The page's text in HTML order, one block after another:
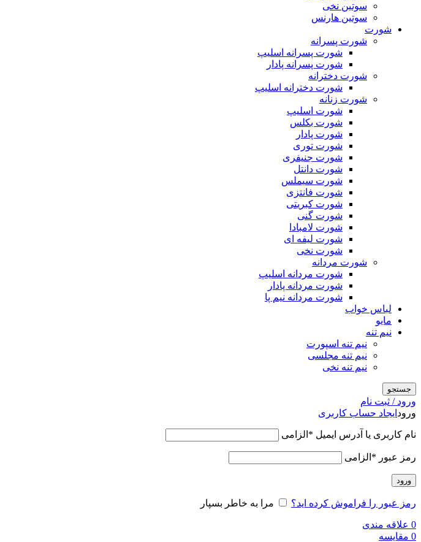
سوتین نخی
سوتین هارنس
شورت
شورت پسرانه
شورت پسرانه اسلیپ
شورت پسرانه پادار
شورت دخترانه
شورت دخترانه اسلیپ
شورت زنانه
شورت اسلیپ
شورت بکلس
شورت پادار
شورت توری
شورت جنیفری
شورت دانتل
شورت سیملس
شورت فانتزی
شورت کبریتی
شورت گنی
شورت لامبادا
شورت لیفه ای
شورت نخی
شورت مردانه
شورت مردانه اسلیپ
شورت مردانه پادار
شورت مردانه نیم پا
لباس خواب
مایو
نیم تنه
نیم تنه اسپورت
نیم تنه مجلسی
نیم تنه نخی
جستجو
ورود / ثبت نام
ورود ایجاد حساب کاربری
نام کاربری یا آدرس ایمیل * الزامی
رمز عبور * الزامی
ورود
رمز عبور را فراموش کرده اید؟ مرا به خاطر بسپار
0 علاقه مندی
0 مقایسه